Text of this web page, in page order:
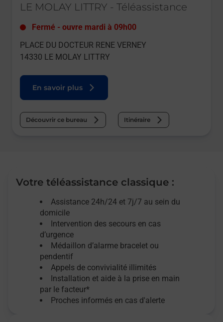
LE MOLAY LITTRY - Téléassistance
Fermé - ouvre mardi à 09h00
PLACE DU DOCTEUR RENE VERNEY
14330 LE MOLAY LITTRY
En savoir plus
Découvrir ce bureau Itinéraire
Votre téléassistance classique :
Assistance 24h/24 et 7j/7 au sein du
domicile
Intervention des secours en cas
d’urgence
Médaillon d’alarme bracelet ou
pendentif
Appels de convivialité illimités
Installation et aide à la prise en main
par le facteur*
Proches informés en cas d'alerte